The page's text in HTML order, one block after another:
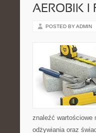
AEROBIK I
POSTED BY ADMIN
znaleźć wartościowe
odżywiania oraz